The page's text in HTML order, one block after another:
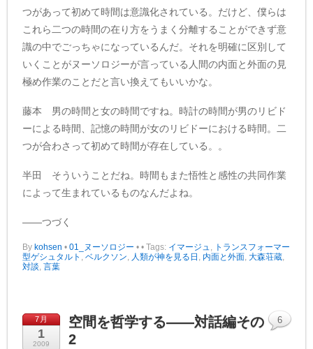
つがあって初めて時間は意識化されている。だけど、僕らは
これら二つの時間の在り方をうまく分離することができず意
識の中でごっちゃになっているんだ。それを明確に区別して
いくことがヌーソロジーが言っている人間の内面と外面の見
極め作業のことだと言い換えてもいいかな。
藤本 男の時間と女の時間ですね。時計の時間が男のリビド
ーによる時間、記憶の時間が女のリビドーにおける時間。二
つが合わさって初めて時間が存在している。。
半田 そういうことだね。時間もまた悟性と感性の共同作業
によって生まれているものなんだよね。
——つづく
By kohsen • 01_ヌーソロジー • • Tags: イマージュ, トランスフォーマー
型ゲシュタルト ,ベルクソン, 人類が神を見る日 , 内面と外面,大森荘蔵,
対談,言葉
7月
1
2009
空間を哲学する——対話編その
2
6